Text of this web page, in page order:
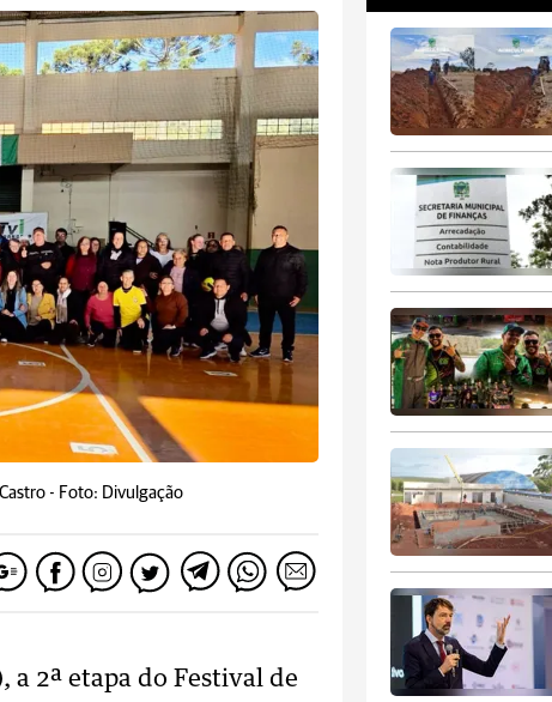
- Foto: Divulgação
a 2ª etapa do Festival de